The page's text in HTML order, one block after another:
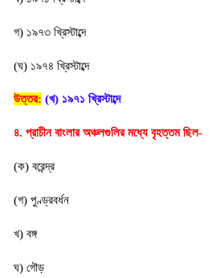
গ) ১৯৭৩ খ্রিস্টাব্দে
(ঘ) ১৯৭৪ খ্রিস্টাব্দে
উত্তর: (খ) ১৯৭১ খ্রিস্টাব্দে
৪. প্রাচীন বাংলার অঞ্চলগুলির মধ্যে বৃহত্তম ছিল-
(ক) বরেন্দ্র
(গ) পুণ্ড্রবর্ধন
খ) বঙ্গ
ঘ) গৌড়